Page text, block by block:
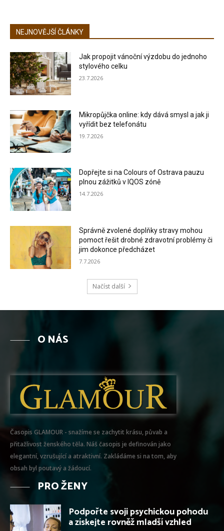
NEJNOVĚJŠÍ ČLÁNKY
Jak propojit vánoční výzdobu do jednoho
stylového celku
23.7.2026
Mikropůjčka online: kdy dává smysl a jak ji
vyřídit bez telefonátu
19.7.2026
Dopřejte si na Colours of Ostrava pauzu
plnou zážitků v IQOS zóně
14.7.2026
Správně zvolené doplňky stravy mohou
pomoct řešit drobné zdravotní problémy či
jim dokonce předcházet
7.7.2026
Načíst další
O NÁS
Časopis GLAMOUR - snažíme se zachytit krásu, půvab a
přitažlivost ženského těla. Náš časopis je definován jako
elegantní, vzrušující a atraktivní. Zakládáme si na tom, aby
obsah byl poutavý a žádoucí.
PRO ŽENY
Podpořte svoji psychickou pohodu
a získejte rovněž mladší vzhled